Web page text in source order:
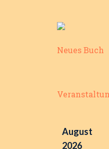
Neues Buch